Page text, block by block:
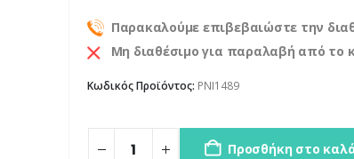
Παρακαλούμε επιβεβαιώστε την
Μη διαθέσιμο για παραλαβή από το
Κωδικός Προϊόντος: PNI1489
Προσθήκη στο